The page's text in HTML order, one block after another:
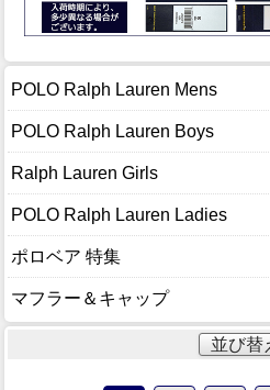
POLO Ralph Lauren Mens
POLO Ralph Lauren Boys
Ralph Lauren Girls
POLO Ralph Lauren Ladies
ポロベア 特集
マフラー＆キャップ
並び替